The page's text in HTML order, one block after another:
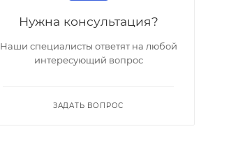
Нужна консультация?
Наши специалисты ответят на любой
интересующий вопрос
ЗАДАТЬ ВОПРОС